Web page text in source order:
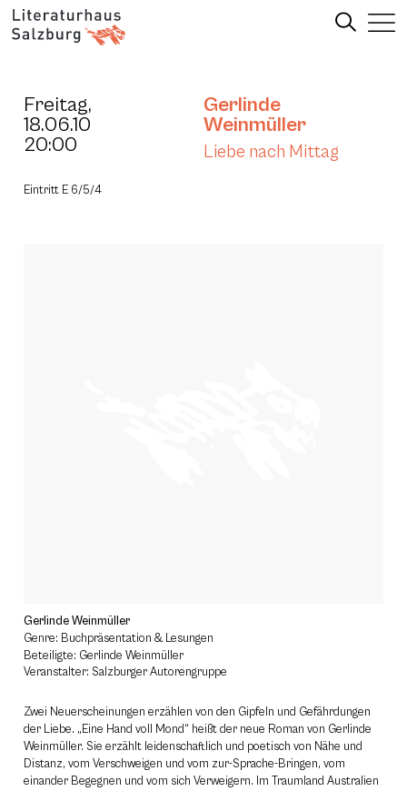
Freitag,
18.06.10
20:00
Gerlinde
Weinmüller
Liebe nach Mittag
Eintritt E 6/5/4
Gerlinde Weinmüller
Genre: Buchpräsentation & Lesungen
Beteiligte: Gerlinde Weinmüller
Veranstalter: Salzburger Autorengruppe
Zwei Neuerscheinungen erzählen von den Gipfeln und Gefährdungen
der Liebe. „Eine Hand voll Mond“ heißt der neue Roman von Gerlinde
Weinmüller. Sie erzählt leidenschaftlich und poetisch von Nähe und
Distanz, vom Verschweigen und vom zur-Sprache-Bringen, vom
einander Begegnen und vom sich Verweigern. Im Traumland Australien